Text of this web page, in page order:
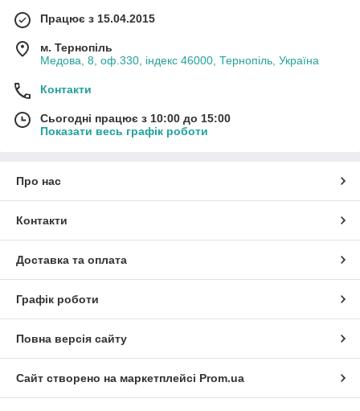
Працює з 15.04.2015
м. Тернопіль
Медова, 8, оф.330, індекс 46000, Тернопіль, Україна
Контакти
Сьогодні працює з 10:00 до 15:00
Показати весь графік роботи
Про нас
Контакти
Доставка та оплата
Графік роботи
Повна версія сайту
Сайт створено на маркетплейсі Prom.ua